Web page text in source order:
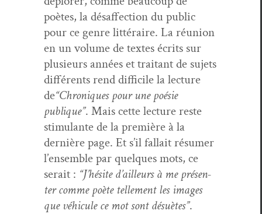
poètes, la désaf­fec­tion du pub­lic
pour ce genre lit­téraire. La réu­nion
en un vol­ume de textes écrits sur
plusieurs années et trai­tant de sujets
dif­férents rend dif­fi­cile la lec­ture
de“Chroniques pour une poésie
publique”. Mais cette lec­ture reste
stim­u­lante de la pre­mière à la
dernière page. Et s’il fal­lait résumer
l’ensem­ble par quelques mots, ce
serait : “J’hésite d’ailleurs à me présen­
ter comme poète telle­ment les images
que véhicule ce mot sont désuètes”.